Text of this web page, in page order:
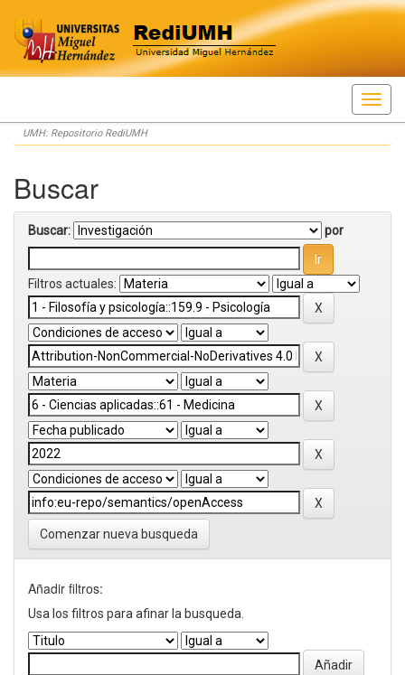
Skip
navigation
UMH: Repositorio RediUMH
Buscar
Buscar: por
Filtros actuales:
Comenzar nueva busqueda
Añadir filtros:
Usa los filtros para afinar la busqueda.